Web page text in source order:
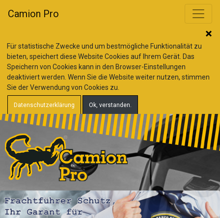
Für statistische Zwecke und um bestmögliche Funktionalität zu
bieten, speichert diese Website Cookies auf Ihrem Gerät. Das
Speichern von Cookies kann in den Browser-Einstellungen
deaktiviert werden. Wenn Sie die Website weiter nutzen, stimmen
Sie der Verwendung von Cookies zu.
Datenschutzerklärung Ok, verstanden.
Camion Pro